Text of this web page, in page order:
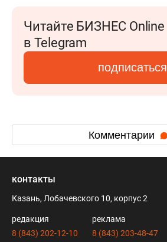
Читайте БИЗНЕС Online
в Telegram
подписаться
Комментарии
контакты
Казань, Лобачевского 10, корпус 2
редакция
8 (843) 202-12-10
реклама
8 (843) 203-48-47